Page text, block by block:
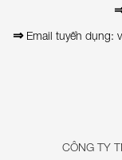
⇒Email tuyển
CÔNG TY